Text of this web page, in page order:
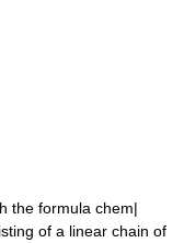
the formula chem|
of a linear chain of